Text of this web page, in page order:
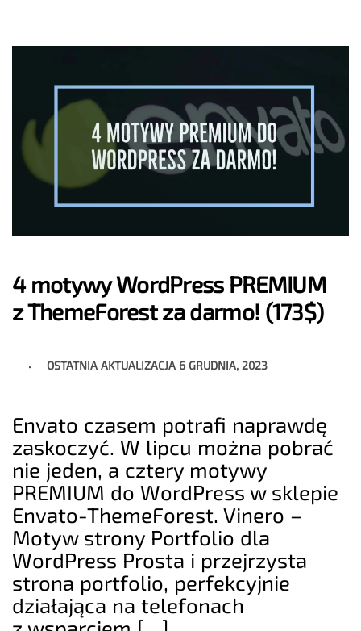
4 motywy WordPress PREMIUM
z ThemeForest za darmo! (173$)
OSTATNIA AKTUALIZACJA 6 GRUDNIA, 2023
Envato czasem potrafi naprawdę
zaskoczyć. W lipcu można pobrać
nie jeden, a cztery motywy
PREMIUM do WordPress w sklepie
Envato-ThemeForest. Vinero –
Motyw strony Portfolio dla
WordPress Prosta i przejrzysta
strona portfolio, perfekcyjnie
działająca na telefonach